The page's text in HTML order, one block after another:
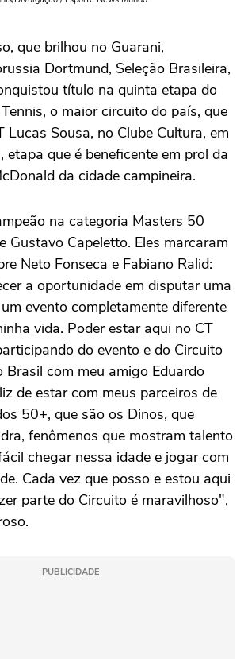
que brilhou no Guarani,
Dortmund, Seleção Brasileira,
título na quinta etapa do
o maior circuito do país, que
Lucas Sousa, no Clube Cultura, em
etapa que é beneficente em prol da
da cidade campineira.
na categoria Masters 50
Gustavo Capeletto. Eles marcaram
Neto Fonseca e Fabiano Ralid:
a oportunidade em disputar uma
evento completamente diferente
vida. Poder estar aqui no CT
do evento e do Circuito
Brasil com meu amigo Eduardo
de estar com meus parceiros de
50+, que são os Dinos, que
fenômenos que mostram talento
chegar nessa idade e jogar com
Cada vez que posso e estou aqui
parte do Circuito é maravilhoso",
PUBLICIDADE